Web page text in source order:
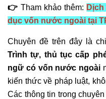
👉Tham khảo thêm:
dục vốn nước ngoài tại
Chuyên đề trên đây là
Trình tự, thủ tục cấp
ngữ có vốn nước ngoài
kiến thức về pháp luật,
Các thông tin trong